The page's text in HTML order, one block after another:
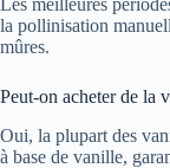
Les meilleures
la pollinisation
mûres.
Peut-on acheter de la
Oui, la plupart des
à base de vanille,